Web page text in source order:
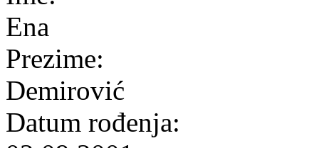
Ena
Prezime:
Demirović
Datum rođenja: